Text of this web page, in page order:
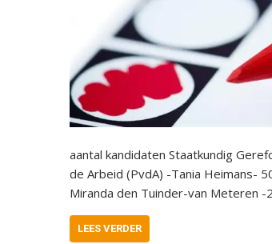
aantal kandidaten Staatkundig
de Arbeid (PvdA) -Tania Heimans-
Miranda den Tuinder-van Meteren -
LEES VERDER